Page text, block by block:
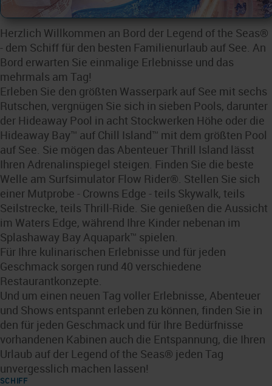
Herzlich Willkommen an Bord der Legend of the Seas®
- dem Schiff für den besten Familienurlaub auf See. An
Bord erwarten Sie einmalige Erlebnisse und das
mehrmals am Tag!
Erleben Sie den größten Wasserpark auf See mit sechs
Rutschen, vergnügen Sie sich in sieben Pools, darunter
der Hideaway Pool in acht Stockwerken Höhe oder die
Hideaway Bay™ auf Chill Island™ mit dem größten Pool
auf See. Sie mögen das Abenteuer Thrill Island lässt
Ihren Adrenalinspiegel steigen. Finden Sie die beste
Welle am Surfsimulator Flow Rider®. Stellen Sie sich
einer Mutprobe - Crowns Edge - teils Skywalk, teils
Seilstrecke, teils Thrill-Ride. Sie genießen die Aussicht
im Waters Edge, während Ihre Kinder nebenan im
Splashaway Bay Aquapark™ spielen.
Für Ihre kulinarischen Erlebnisse und für jeden
Geschmack sorgen rund 40 verschiedene
Restaurantkonzepte.
Und um einen neuen Tag voller Erlebnisse, Abenteuer
und Shows entspannt erleben zu können, finden Sie in
den für jeden Geschmack und für Ihre Bedürfnisse
vorhandenen Kabinen auch die Entspannung, die Ihren
Urlaub auf der Legend of the Seas® jeden Tag
unvergesslich machen lassen!
SCHIFF